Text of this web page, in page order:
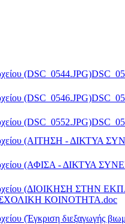
ΚΟΙΝΟΤΗΤΑ.doc